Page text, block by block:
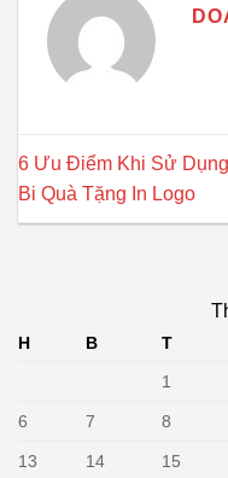
6 Ưu Điểm Khi Sử
Bi Quà Tặng In Logo
H B T
1
6 7 8
13 14 15